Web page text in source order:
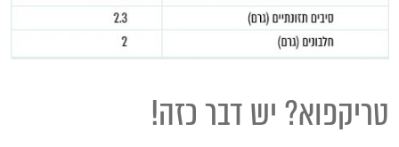
טריקפוא? יש דבר כזה!